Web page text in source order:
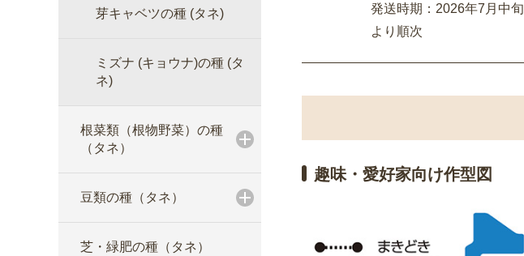
芽キャベツの種 (タネ)
ミズナ (キョウナ)の種 (タ
ネ)
根菜類（根物野菜）の種
（タネ）
豆類の種（タネ）
芝・緑肥の種（タネ）
発送時期：2026年7月中旬
より順次
趣味・愛好家向け作型図